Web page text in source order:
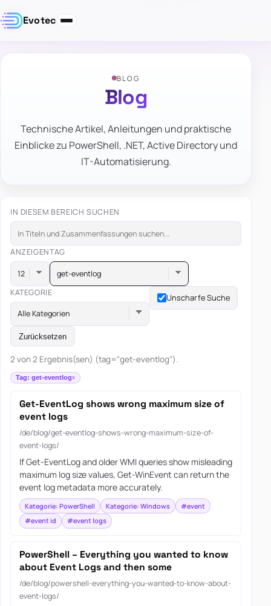
Evotec
BLOG
Blog
Technische Artikel, Anleitungen und praktische
Einblicke zu PowerShell, .NET, Active Directory und
IT-Automatisierung.
IN DIESEM BEREICH SUCHEN
ANZEIGENTAG
get-eventlog
KATEGORIE
Alle Kategorien
Unscharfe Suche
Zurücksetzen
2 von 2 Ergebnis(sen) (tag="get-eventlog").
Tag: get-eventlog
Get-EventLog shows wrong maximum size of
event logs
/de/blog/get-eventlog-shows-wrong-maximum-size-of-
event-logs/
If Get-EventLog and older WMI queries show misleading
maximum log size values, Get-WinEvent can return the
event log metadata more accurately.
Kategorie: PowerShell Kategorie: Windows
#event
#event id
#event logs
PowerShell – Everything you wanted to know
about Event Logs and then some
/de/blog/powershell-everything-you-wanted-to-know-about-
event-logs/